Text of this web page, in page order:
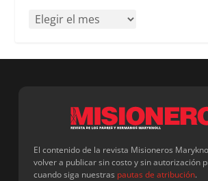
El contenido de la revista Misioneros
volver a publicar sin costo y sin autorización
cuando siga nuestras pautas de atribución.